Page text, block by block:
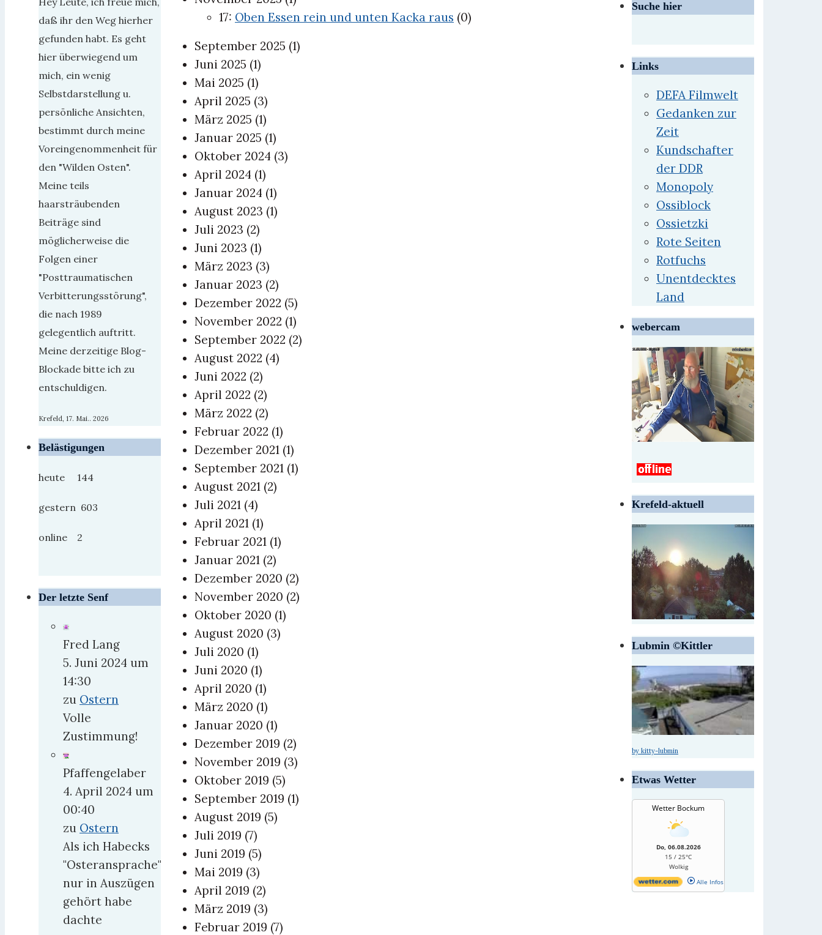
17: Oben Essen rein und unten Kacka raus (0)
September 2025 (1)
Juni 2025 (1)
Mai 2025 (1)
April 2025 (3)
März 2025 (1)
Januar 2025 (1)
Oktober 2024 (3)
April 2024 (1)
Januar 2024 (1)
August 2023 (1)
Juli 2023 (2)
Juni 2023 (1)
März 2023 (3)
Januar 2023 (2)
Dezember 2022 (5)
November 2022 (1)
September 2022 (2)
August 2022 (4)
Juni 2022 (2)
April 2022 (2)
März 2022 (2)
Februar 2022 (1)
Dezember 2021 (1)
September 2021 (1)
August 2021 (2)
Juli 2021 (4)
April 2021 (1)
Februar 2021 (1)
Januar 2021 (2)
Dezember 2020 (2)
November 2020 (2)
Oktober 2020 (1)
August 2020 (3)
Juli 2020 (1)
Juni 2020 (1)
April 2020 (1)
März 2020 (1)
Januar 2020 (1)
Dezember 2019 (2)
November 2019 (3)
Oktober 2019 (5)
September 2019 (1)
August 2019 (5)
Juli 2019 (7)
Juni 2019 (5)
Mai 2019 (3)
April 2019 (2)
März 2019 (3)
Februar 2019 (7)
daß ihr den Weg hierher
gefunden habt. Es geht
hier überwiegend um
mich, ein wenig
Selbstdarstellung u.
persönliche Ansichten,
bestimmt durch meine
Voreingenommenheit für
den "Wilden Osten".
Meine teils
haarsträubenden
Beiträge sind
möglicherweise die
Folgen einer
"Posttraumatischen
Verbitterungsstörung",
die nach 1989
gelegentlich auftritt.
Meine derzeitige Blog-
Blockade bitte ich zu
entschuldigen.
Krefeld, 17. Mai.. 2026
Belästigungen
heute 144
gestern 603
online 2
Der letzte Senf
Fred Lang
5. Juni 2024 um
14:30
zu Ostern
Volle
Zustimmung!
Pfaffengelaber
4. April 2024 um
00:40
zu Ostern
Als ich Habecks
"Osteransprache"
nur in Auszügen
gehört habe
dachte
Suche hier
Links
DEFA Filmwelt
Gedanken zur
Zeit
Kundschafter
der DDR
Monopoly
Ossiblock
Ossietzki
Rote Seiten
Rotfuchs
Unentdecktes
Land
webercam
Krefeld-aktuell
Lubmin ©Kittler
by kitty-lubmin
Etwas Wetter
Wetter Bockum
Do, 06.08.2026
15 / 25°C
Wolkig
Alle Infos